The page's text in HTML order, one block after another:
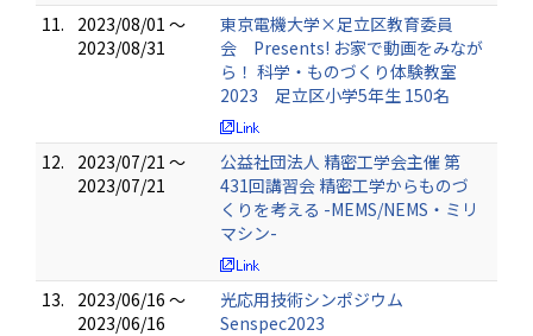
11.
2023/08/01 ～
2023/08/31
東京電機大学×足立区教育委員
会 Presents! お家で動画をみなが
ら！ 科学・ものづくり体験教室
2023 足立区小学5年生 150名
12.
2023/07/21 ～
2023/07/21
公益社団法人 精密工学会主催 第
431回講習会 精密工学からものづ
くりを考える -MEMS/NEMS・ミリ
マシン-
13.
2023/06/16 ～
2023/06/16
光応用技術シンポジウム
Senspec2023